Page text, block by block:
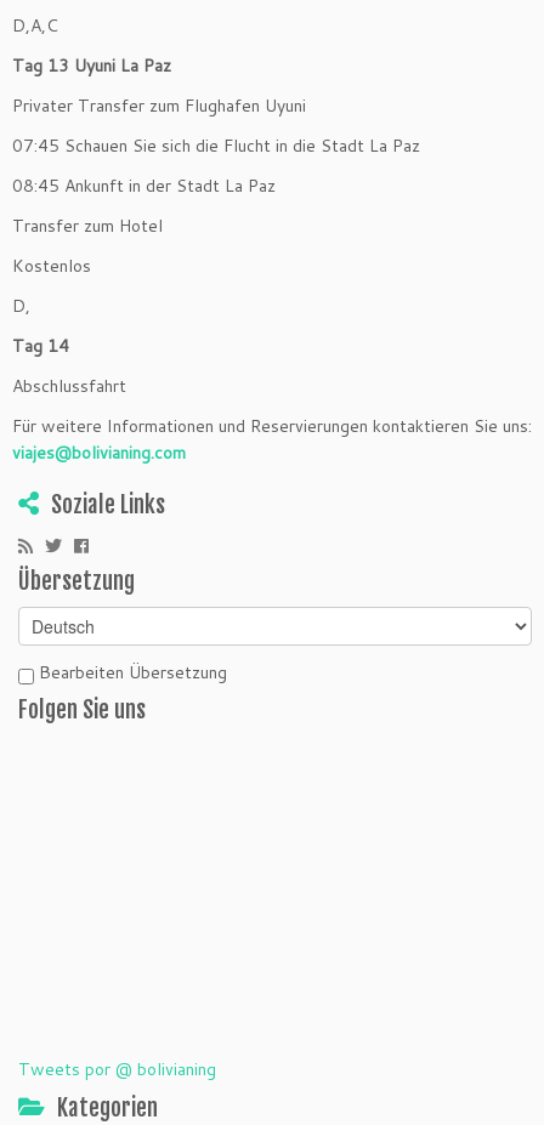
D,A,C
Tag 13 Uyuni La Paz
Privater Transfer zum Flughafen Uyuni
07:45 Schauen Sie sich die Flucht in die Stadt La Paz
08:45 Ankunft in der Stadt La Paz
Transfer zum Hotel
Kostenlos
D,
Tag 14
Abschlussfahrt
Für weitere Informationen und Reservierungen kontaktieren Sie uns:
viajes@bolivianing.com
Soziale Links
Übersetzung
Bearbeiten Übersetzung
Folgen Sie uns
Tweets por @ bolivianing
Kategorien